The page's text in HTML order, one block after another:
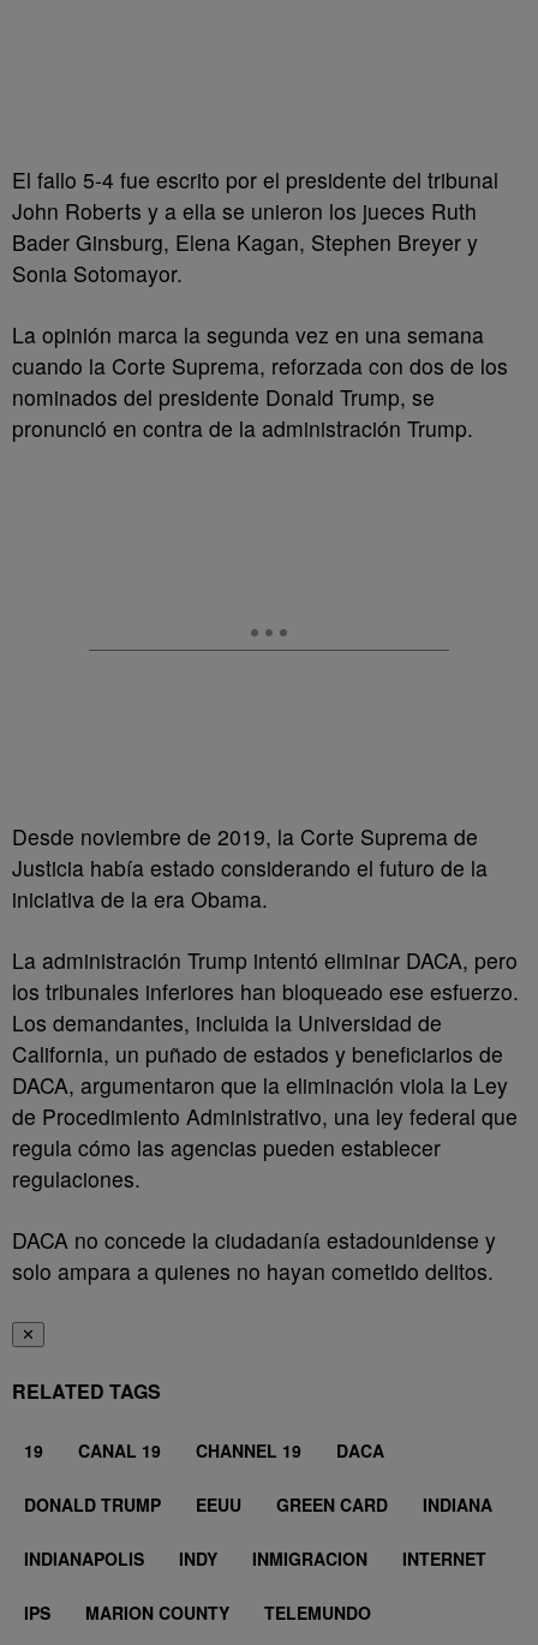
El fallo 5-4 fue escrito por el presidente del tribunal
John Roberts y a ella se unieron los jueces Ruth
Bader Ginsburg, Elena Kagan, Stephen Breyer y
Sonia Sotomayor.
La opinión marca la segunda vez en una semana
cuando la Corte Suprema, reforzada con dos de los
nominados del presidente Donald Trump, se
pronunció en contra de la administración Trump.
Desde noviembre de 2019, la Corte Suprema de
Justicia había estado considerando el futuro de la
iniciativa de la era Obama.
La administración Trump intentó eliminar DACA, pero
los tribunales inferiores han bloqueado ese esfuerzo.
Los demandantes, incluida la Universidad de
California, un puñado de estados y beneficiarios de
DACA, argumentaron que la eliminación viola la Ley
de Procedimiento Administrativo, una ley federal que
regula cómo las agencias pueden establecer
regulaciones.
DACA no concede la ciudadanía estadounidense y
solo ampara a quienes no hayan cometido delitos.
✕
RELATED TAGS
19 CANAL 19 CHANNEL 19 DACA
DONALD TRUMP EEUU GREEN CARD INDIANA
INDIANAPOLIS INDY INMIGRACION INTERNET
IPS MARION COUNTY TELEMUNDO